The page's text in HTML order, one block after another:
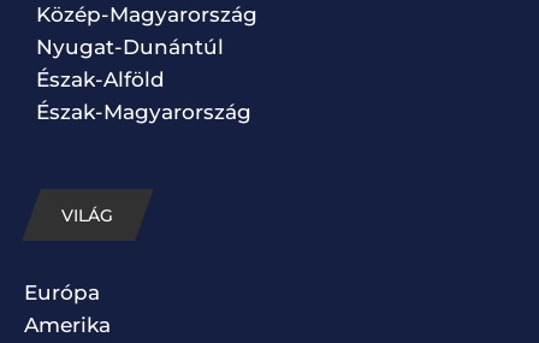
Közép-Magyarország
Nyugat-Dunántúl
Észak-Alföld
Észak-Magyarország
VILÁG
Európa
Amerika